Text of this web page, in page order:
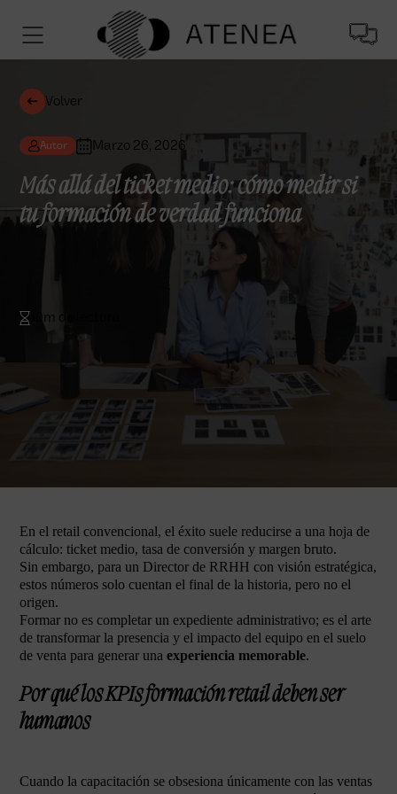
Volver
Autor Marzo 26, 2026
Más allá del ticket medio: cómo medir si
tu formación de verdad funciona
10m de lectura
En el retail convencional, el éxito suele reducirse a una hoja de
cálculo: ticket medio, tasa de conversión y margen bruto.
Sin embargo, para un Director de RRHH con visión estratégica,
estos números solo cuentan el final de la historia, pero no el
origen.
Formar no es completar un expediente administrativo; es el arte
de transformar la presencia y el impacto del equipo en el suelo
de venta para generar una experiencia memorable.
Por qué los KPIs formación retail deben ser
humanos
Cuando la capacitación se obsesiona únicamente con las ventas